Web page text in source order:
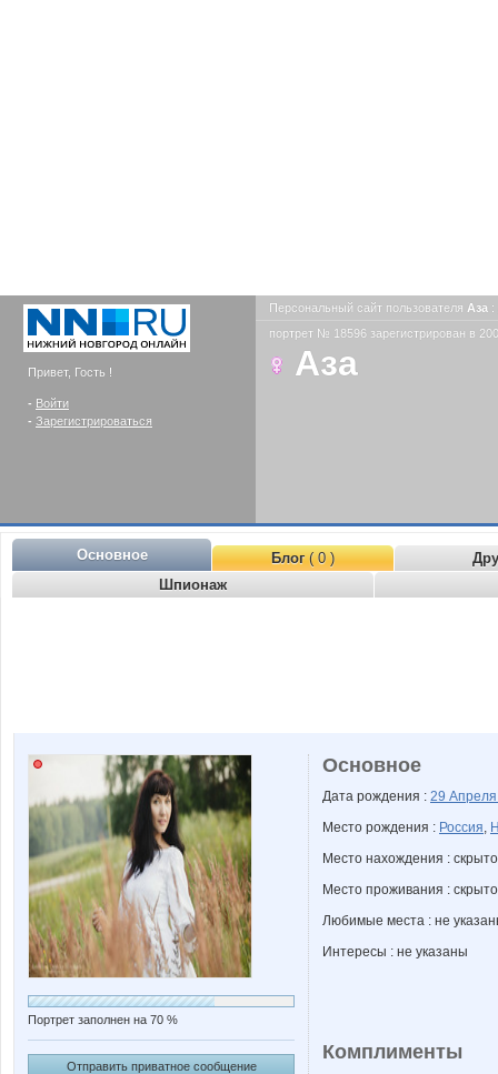
Привет, Гость !
- Войти
- Зарегистрироваться
Персональный сайт пользователя Аза :
портрет № 18596 зарегистрирован в
Аза
Основное Блог( 0 )
Шпионаж
Портрет заполнен на 70 %
Отправить приватное сообщение
Основное
Дата рождения : 29
Место рождения : Россия,
Место нахождения : скрыто
Место проживания : скрыто
Любимые места : не
Интересы : не указаны
Комплименты